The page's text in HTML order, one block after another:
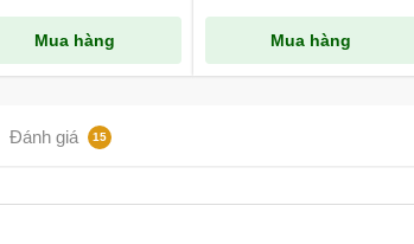
Mua hàng Mua hàng
Đánh giá 15